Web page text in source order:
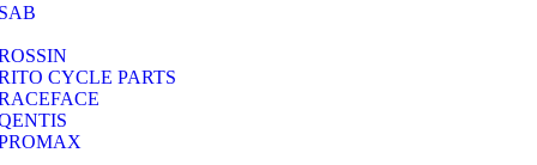
CYCLE PARTS